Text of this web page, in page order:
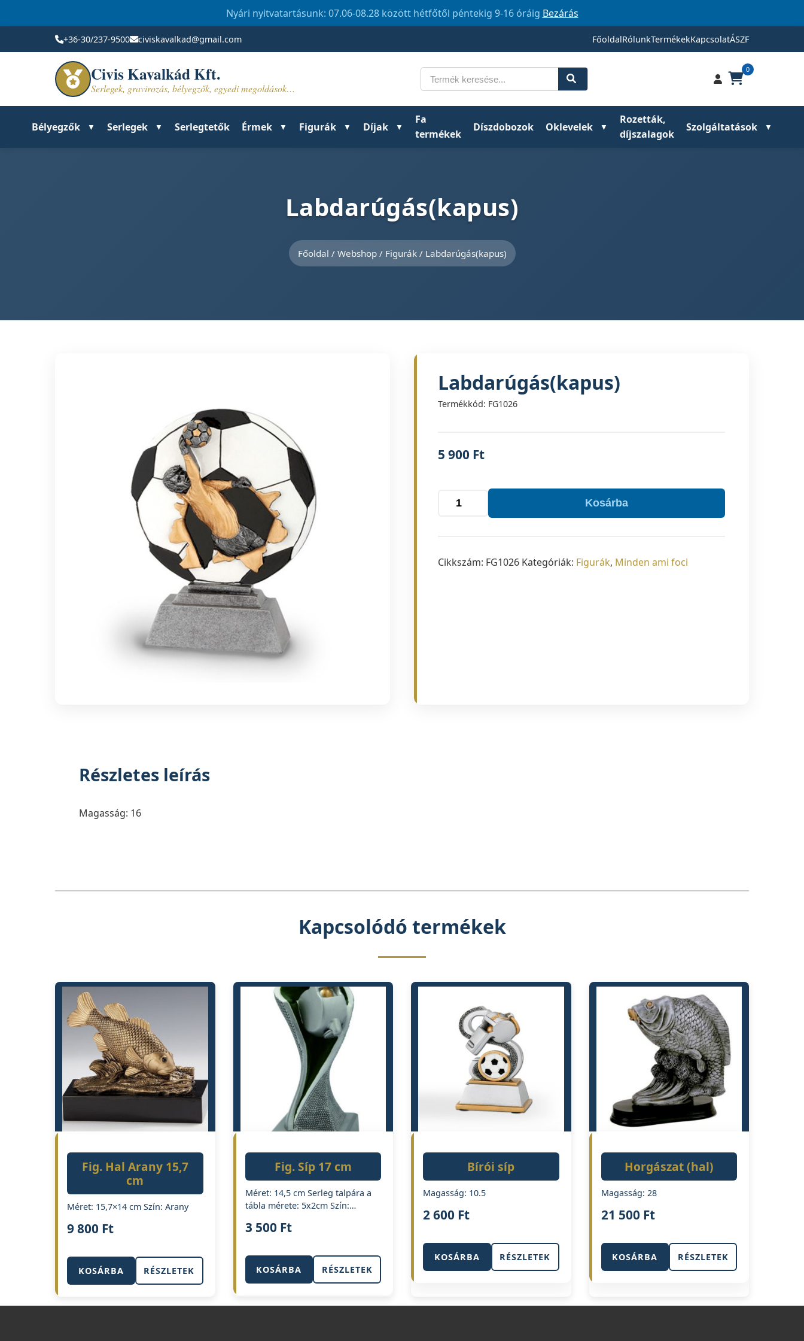
Nyári nyitvatartásunk: 07.06-08.28 között hétfőtől péntekig 9-16 óráig Bezárás
+36-30/237-9500 civiskavalkad@gmail.com FőoldalRólunkTermékekKapcsolatÁSZF
Civis Kavalkád Kft.
Serlegek, gravirozás, bélyegzők, egyedi megoldások…
Keresés 0
Bélyegzők Serlegek Serlegtetők Érmek Figurák Díjak
Fa
termékek
Díszdobozok Oklevelek
Rozetták,
díjszalagok
Szolgáltatások
Labdarúgás(kapus)
Főoldal / Webshop/ Figurák/ Labdarúgás(kapus)
Labdarúgás(kapus)
Termékkód: FG1026
5 900 Ft
Labdarúgás(kapus)
mennyiség
Kosárba
Cikkszám: FG1026 Kategóriák: Figurák, Minden ami foci
Részletes leírás
Magasság: 16
Kapcsolódó termékek
Fig. Hal Arany 15,7
cm
Méret: 15,7×14 cm Szín: Arany
9 800 Ft
KOSÁRBA RÉSZLETEK
Fig. Síp 17 cm
Méret: 14,5 cm Serleg talpára a
tábla mérete: 5x2cm Szín:…
3 500 Ft
KOSÁRBA RÉSZLETEK
Bírói síp
Magasság: 10.5
2 600 Ft
KOSÁRBA RÉSZLETEK
Horgászat (hal)
Magasság: 28
21 500 Ft
KOSÁRBA RÉSZLETEK